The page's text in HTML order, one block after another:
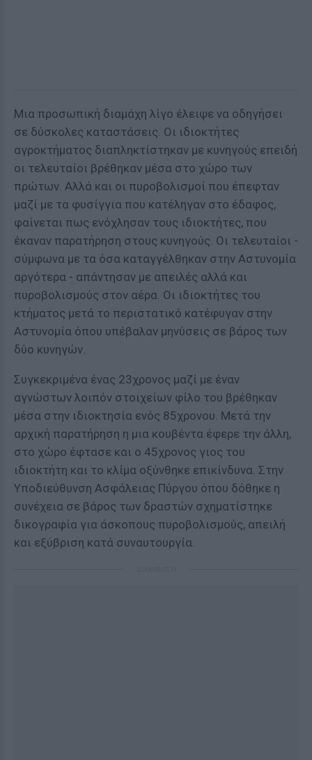
Μια προσωπική διαμάχη λίγο έλειψε να οδηγήσει
σε δύσκολες καταστάσεις. Οι ιδιοκτήτες
αγροκτήματος διαπληκτίστηκαν με κυνηγούς επειδή
οι τελευταίοι βρέθηκαν μέσα στο χώρο των
πρώτων. Αλλά και οι πυροβολισμοί που έπεφταν
μαζί με τα φυσίγγια που κατέληγαν στο έδαφος,
φαίνεται πως ενόχλησαν τους ιδιοκτήτες, που
έκαναν παρατήρηση στους κυνηγούς. Οι τελευταίοι -
σύμφωνα με τα όσα καταγγέλθηκαν στην Αστυνομία
αργότερα - απάντησαν με απειλές αλλά και
πυροβολισμούς στον αέρα. Οι ιδιοκτήτες του
κτήματος μετά το περιστατικό κατέφυγαν στην
Αστυνομία όπου υπέβαλαν μηνύσεις σε βάρος των
δύο κυνηγών.
Συγκεκριμένα ένας 23χρονος μαζί με έναν
αγνώστων λοιπόν στοιχείων φίλο του βρέθηκαν
μέσα στην ιδιοκτησία ενός 85χρονου. Μετά την
αρχική παρατήρηση η μια κουβέντα έφερε την άλλη,
στο χώρο έφτασε και ο 45χρονος γιος του
ιδιοκτήτη και το κλίμα οξύνθηκε επικίνδυνα. Στην
Υποδιεύθυνση Ασφάλειας Πύργου όπου δόθηκε η
συνέχεια σε βάρος των δραστών σχηματίστηκε
δικογραφία για άσκοπους πυροβολισμούς, απειλή
και εξύβριση κατά συναυτουργία.